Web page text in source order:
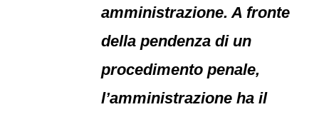
amministrazione. A fronte
della pendenza di un
procedimento penale,
l’amministrazione ha il